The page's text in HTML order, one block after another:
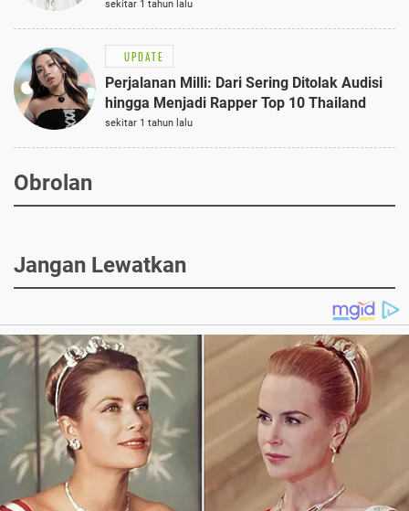
Semi-Formal
sekitar 1 tahun lalu
UPDATE
Perjalanan Milli: Dari Sering Ditolak Audisi
hingga Menjadi Rapper Top 10 Thailand
sekitar 1 tahun lalu
Obrolan
Jangan Lewatkan